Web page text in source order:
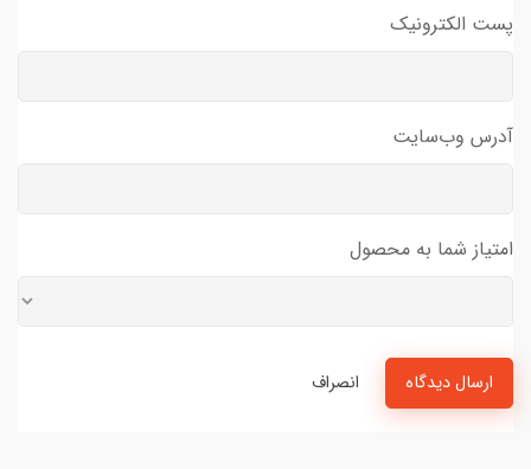
پست الکترونیک
آدرس وب‌سایت
امتیاز شما به محصول
ارسال دیدگاه انصراف